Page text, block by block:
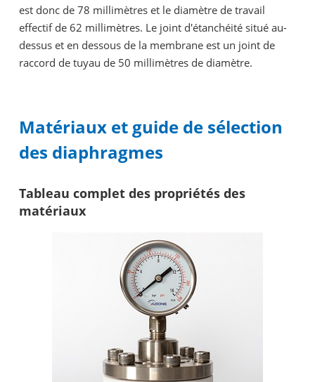
est donc de 78 millimètres et le diamètre de travail
effectif de 62 millimètres. Le joint d'étanchéité situé au-
dessus et en dessous de la membrane est un joint de
raccord de tuyau de 50 millimètres de diamètre.
Matériaux et guide de sélection
des diaphragmes
Tableau complet des propriétés des
matériaux